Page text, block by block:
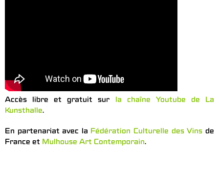
Accès libre et gratuit sur la chaîne Youtube de La
Kunsthalle.
En partenariat avec la Fédération Culturelle des Vins de
France et Mulhouse Art Contemporain.